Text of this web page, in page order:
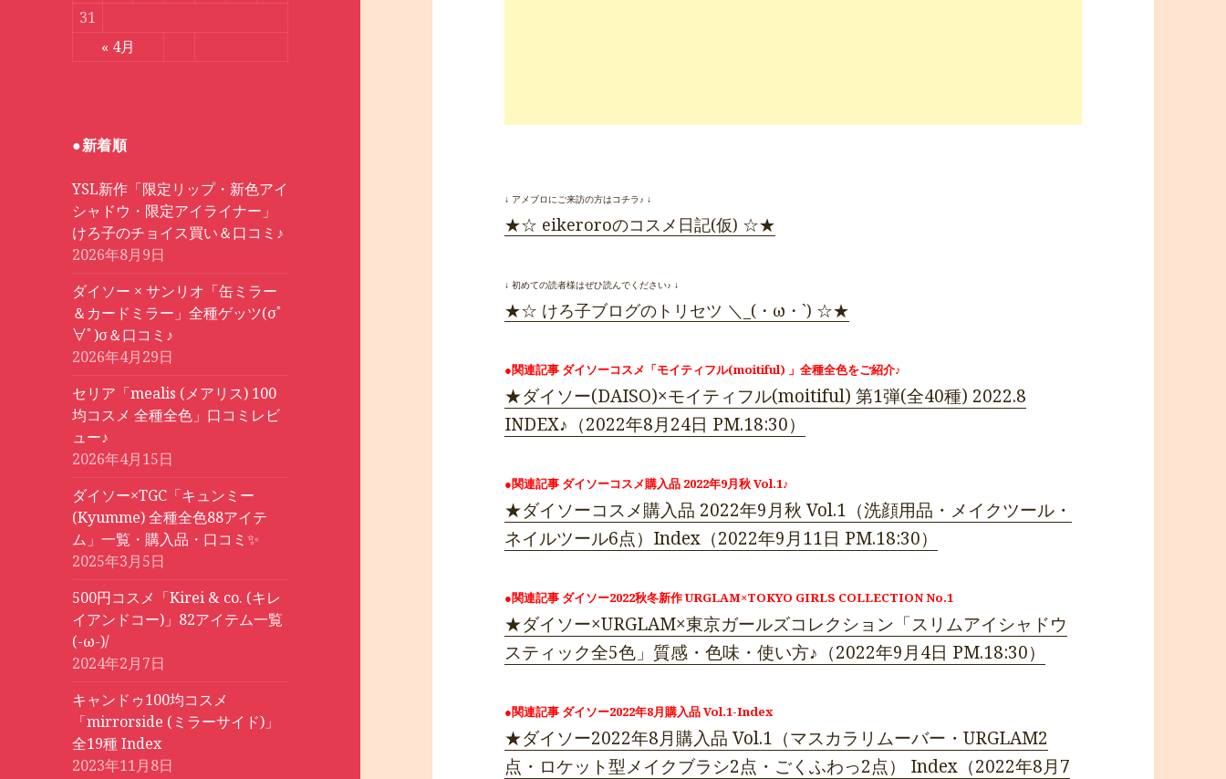
« 4月
31
●新着順
YSL新作「限定リップ・新色アイ
シャドウ・限定アイライナー」
けろ子のチョイス買い＆口コミ♪
2026年8月9日
ダイソー × サンリオ「缶ミラー
＆カードミラー」全種ゲッツ(σﾟ
∀ﾟ)σ＆口コミ♪
2026年4月29日
セリア「mealis (メアリス) 100
均コスメ 全種全色」口コミレビ
ュー♪
2026年4月15日
ダイソー×TGC「キュンミー
(Kyumme) 全種全色88アイテ
ム」一覧・購入品・口コミ✨
2025年3月5日
500円コスメ「Kirei & co. (キレ
イアンドコー)」82アイテム一覧
(-ω-)/
2024年2月7日
キャンドゥ100均コスメ
「mirrorside (ミラーサイド)」
全19種 Index
2023年11月8日
↓ アメブロにご来訪の方はコチラ♪ ↓
★☆ eikeroroのコスメ日記(仮) ☆★
↓ 初めての読者様はぜひ読んでください♪ ↓
★☆ けろ子ブログのトリセツ ＼_(・ω・`) ☆★
●関連記事 ダイソーコスメ「モイティフル(moitiful) 」全種全色をご紹介♪
★ダイソー(DAISO)×モイティフル(moitiful) 第1弾(全40種) 2022.8
INDEX♪（2022年8月24日 PM.18:30）
●関連記事 ダイソーコスメ購入品 2022年9月秋 Vol.1♪
★ダイソーコスメ購入品 2022年9月秋 Vol.1（洗顔用品・メイクツール・
ネイルツール6点）Index（2022年9月11日 PM.18:30）
●関連記事 ダイソー2022秋冬新作 URGLAM×TOKYO GIRLS COLLECTION No.1
★ダイソー×URGLAM×東京ガールズコレクション「スリムアイシャドウ
スティック全5色」質感・色味・使い方♪（2022年9月4日 PM.18:30）
●関連記事 ダイソー2022年8月購入品 Vol.1-Index
★ダイソー2022年8月購入品 Vol.1（マスカラリムーバー・URGLAM2
点・ロケット型メイクブラシ2点・ごくふわっ2点） Index（2022年8月7